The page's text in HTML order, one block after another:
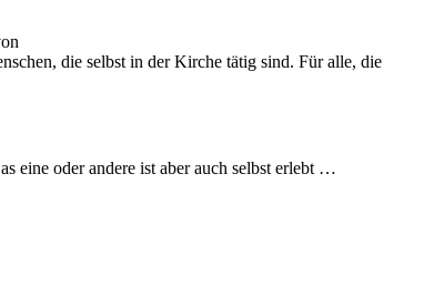
die selbst in der Kirche tätig sind. Für alle, die
eine oder andere ist aber auch selbst erlebt …